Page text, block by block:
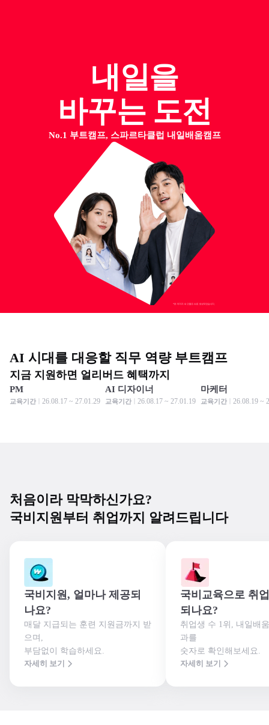
내일을
바꾸는 도전
No.1 부트캠프, 스파르타클럽 내일배움캠프
AI 시대를 대응할 직무 역량 부트캠프
지금 지원하면 얼리버드 혜택까지
모집 중
모집 중
PM
교육기간 26.08.17 ~ 27.01.29
모집 중
모집 중
AI 디자이너
교육기간 26.08.17 ~ 27.01.19
모집 중
모집 중
마케터
교육기간 26.08.19 ~
처음이라 막막하신가요?
국비지원부터 취업까지 알려드립니다
국비지원, 얼마나 제공되
나요?
매달 지급되는 훈련 지원금까지 받
으며,
부담없이 학습하세요.
자세히 보기
국비교육으로 취
되나요?
취업생 수 1위, 내일배
과를
숫자로 확인해보세요.
자세히 보기